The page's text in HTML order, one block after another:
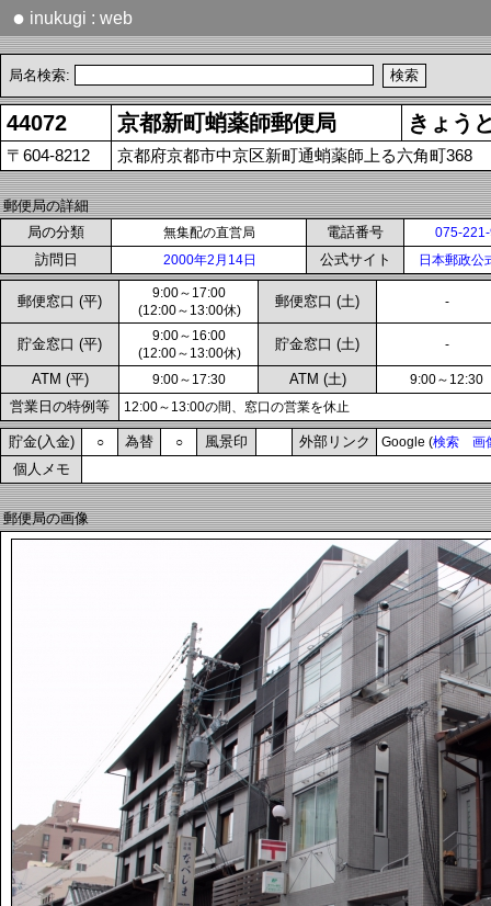
● inukugi : web
局名検索:
44072 京都新町蛸薬師郵便局 きょう
〒604-8212 京都府京都市中京区新町通蛸薬師上る六角町368
郵便局の詳細
局の分類
無集配の直営局 電話番号 075-
訪問日 2000年2月14日 公式サイト 日本郵政公
郵便窓口 (平)
9:00～17:00
(12:00～13:00休)
郵便窓口 (土) -
貯金窓口 (平)
9:00～16:00
(12:00～13:00休)
貯金窓口 (土) -
ATM (平) 9:00～17:30 ATM (土) 9:00～12:30
営業日の特例等 12:00～13:00の間、窓口の営業を休止
貯金(入金) ○ 為替 ○ 風景印 外部リンク Google (検索 画
個人メモ
郵便局の画像